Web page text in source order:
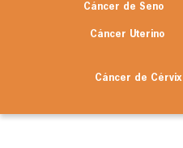
Cáncer de Seno
Cáncer Uterino
Cáncer de Cérvix